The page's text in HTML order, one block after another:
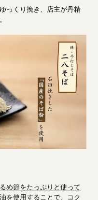
っくり挽き、店主が丹精
め節をたっぷりと使って
を使用することで、コク